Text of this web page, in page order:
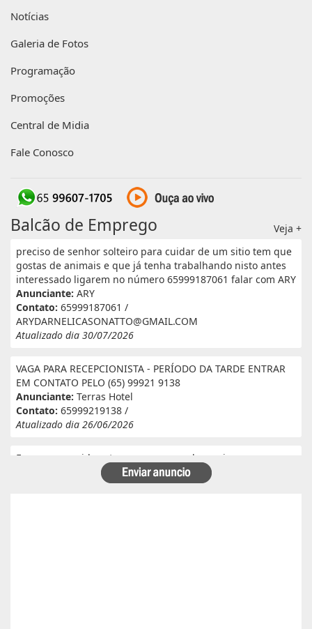
Notícias
Galeria de Fotos
Programação
Promoções
Central de Midia
Fale Conosco
Balcão de Emprego
Veja +
preciso de senhor solteiro para cuidar de um sitio tem que
gostas de animais e que já tenha trabalhando nisto antes
interessado ligarem no número 65999187061 falar com ARY
Anunciante: ARY
Contato: 65999187061 /
ARYDARNELICASONATTO@GMAIL.COM
Atualizado dia 30/07/2026
VAGA PARA RECEPCIONISTA - PERÍODO DA TARDE ENTRAR
EM CONTATO PELO (65) 99921 9138
Anunciante: Terras Hotel
Contato: 65999219138 /
Atualizado dia 26/06/2026
Eu e meu marido estamos a procura de serviço em
fazenda. Eu tenho experiência e referência em cantina, ele
tem experiência e referência em lavoura. Passa veneno,